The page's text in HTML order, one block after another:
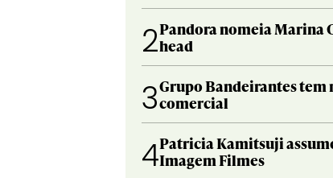
2Pandora nomeia Marina
head
3Grupo Bandeirantes tem
comercial
4Patricia Kamitsuji
Imagem Filmes